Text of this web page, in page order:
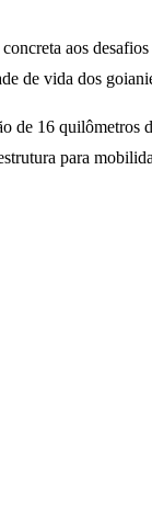
aos
de vida dos
16 quilômetros
para